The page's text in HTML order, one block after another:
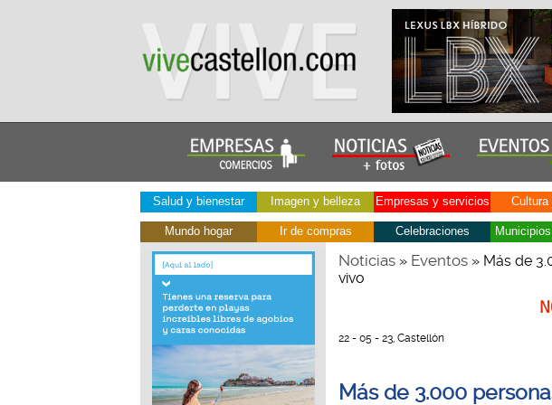
Salud y bienestar Imagen y belleza Empresas y servicios
Mundo hogar Ir de compras Celebraciones
Noticias» Eventos» Más de
vivo
22 - 05 - 23, Castellón
Más de 3.000